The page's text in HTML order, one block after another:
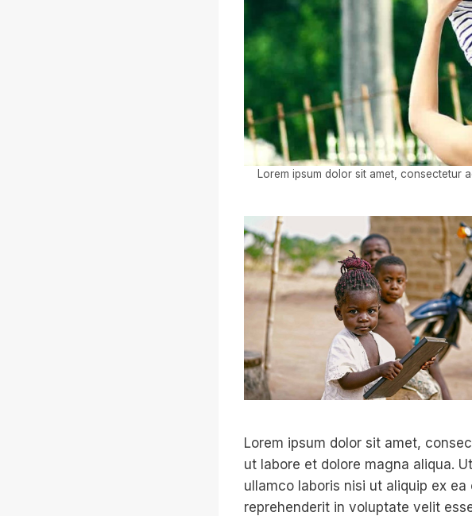
Lorem ipsum dolor sit amet, consectetur
Lorem ipsum dolor sit amet,
ut labore et dolore magna aliqua.
ullamco laboris nisi ut aliquip ex
reprehenderit in voluptate velit